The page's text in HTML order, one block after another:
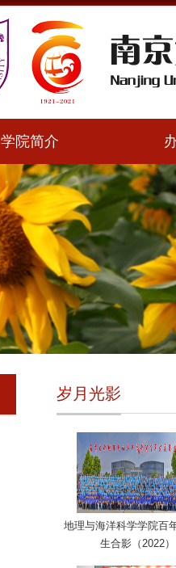
学院简介
岁月光影
地理与海洋科学学院百
生合影（2022）